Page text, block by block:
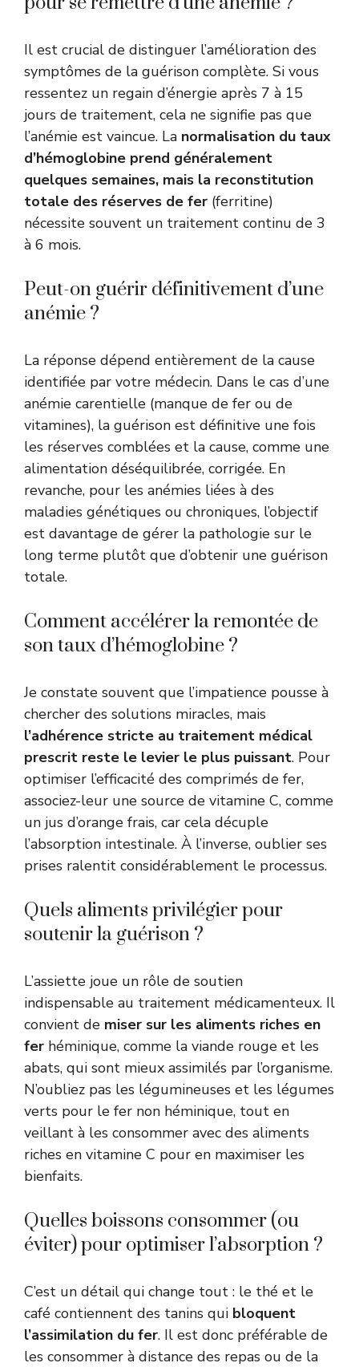
Il est crucial de distinguer l’amélioration des
symptômes de la guérison complète. Si vous
ressentez un regain d’énergie après 7 à 15
jours de traitement, cela ne signifie pas que
l’anémie est vaincue. La normalisation du taux
d’hémoglobine prend généralement
quelques semaines, mais la reconstitution
totale des réserves de fer (ferritine)
nécessite souvent un traitement continu de 3
à 6 mois.
Peut-on guérir définitivement d’une
anémie ?
La réponse dépend entièrement de la cause
identifiée par votre médecin. Dans le cas d’une
anémie carentielle (manque de fer ou de
vitamines), la guérison est définitive une fois
les réserves comblées et la cause, comme une
alimentation déséquilibrée, corrigée. En
revanche, pour les anémies liées à des
maladies génétiques ou chroniques, l’objectif
est davantage de gérer la pathologie sur le
long terme plutôt que d’obtenir une guérison
totale.
Comment accélérer la remontée de
son taux d’hémoglobine ?
Je constate souvent que l’impatience pousse à
chercher des solutions miracles, mais
l’adhérence stricte au traitement médical
prescrit reste le levier le plus puissant. Pour
optimiser l’efficacité des comprimés de fer,
associez-leur une source de vitamine C, comme
un jus d’orange frais, car cela décuple
l’absorption intestinale. À l’inverse, oublier ses
prises ralentit considérablement le processus.
Quels aliments privilégier pour
soutenir la guérison ?
L’assiette joue un rôle de soutien
indispensable au traitement médicamenteux. Il
convient de miser sur les aliments riches en
fer héminique, comme la viande rouge et les
abats, qui sont mieux assimilés par l’organisme.
N’oubliez pas les légumineuses et les légumes
verts pour le fer non héminique, tout en
veillant à les consommer avec des aliments
riches en vitamine C pour en maximiser les
bienfaits.
Quelles boissons consommer (ou
éviter) pour optimiser l’absorption ?
C’est un détail qui change tout : le thé et le
café contiennent des tanins qui bloquent
l’assimilation du fer. Il est donc préférable de
les consommer à distance des repas ou de la